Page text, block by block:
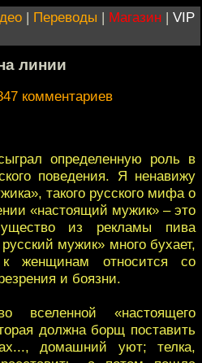
| Переводы | Магазин | VIP
линии
комментариев
определенную роль в
поведения. Я ненавижу
такого русского мифа о
«настоящий мужик» – это
из рекламы пива
мужик» много бухает,
женщинам относится со
и боязни.
вселенной «настоящего
должна борщ поставить
домашний уют; телка,